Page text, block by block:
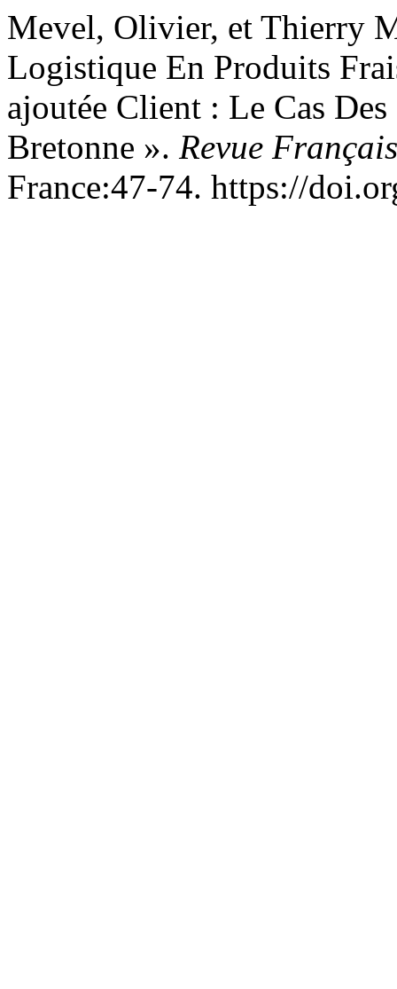
Mevel, Olivier, et Thierry
Logistique En Produits
ajoutée Client : Le Cas
Bretonne ». Revue
France:47-74. https://